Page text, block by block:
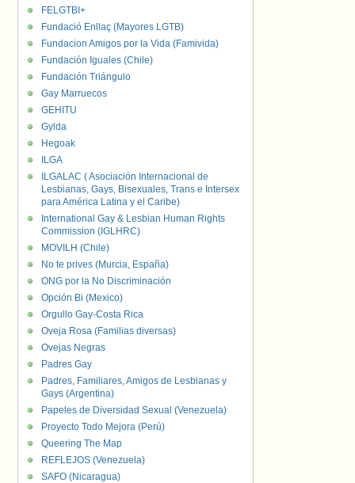
FELGTBI+
Fundació Enllaç (Mayores LGTB)
Fundacion Amigos por la Vida (Famivida)
Fundación Iguales (Chile)
Fundación Triángulo
Gay Marruecos
GEHITU
Gylda
Hegoak
ILGA
ILGALAC ( Asociación Internacional de
Lesbianas, Gays, Bisexuales, Trans e Intersex
para América Latina y el Caribe)
International Gay & Lesbian Human Rights
Commission (IGLHRC)
MOVILH (Chile)
No te prives (Murcia, España)
ONG por la No Discriminación
Opción Bi (Mexico)
Orgullo Gay-Costa Rica
Oveja Rosa (Familias diversas)
Ovejas Negras
Padres Gay
Padres, Familiares, Amigos de Lesbianas y
Gays (Argentina)
Papeles de Diversidad Sexual (Venezuela)
Proyecto Todo Mejora (Perú)
Queering The Map
REFLEJOS (Venezuela)
SAFO (Nicaragua)